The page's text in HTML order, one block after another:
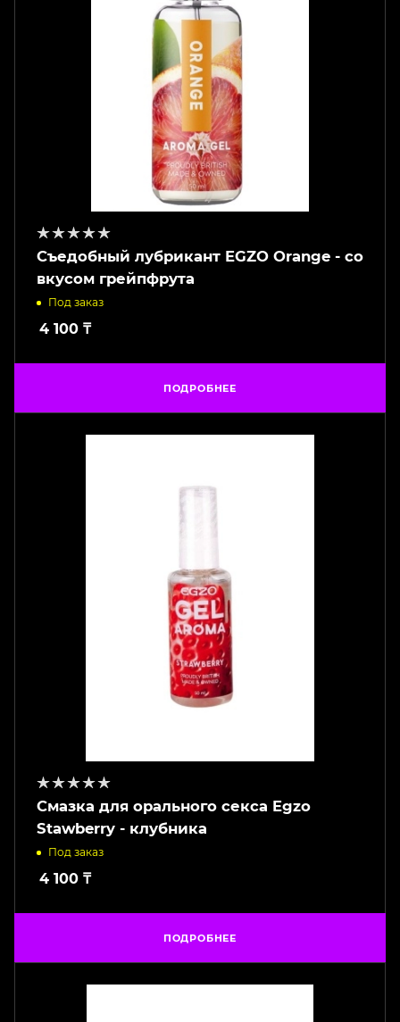
Съедобный лубрикант EGZO Orange - со
вкусом грейпфрута
Под заказ
4 100 ₸
ПОДРОБНЕЕ
Смазка для орального секса Egzo
Stawberry - клубника
Под заказ
4 100 ₸
ПОДРОБНЕЕ